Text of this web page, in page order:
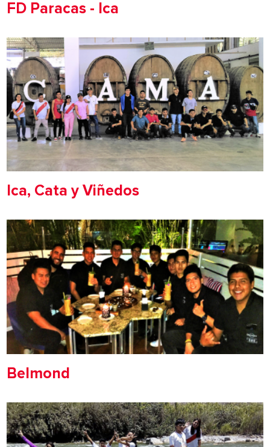
FD Paracas - Ica
Ica, Cata y Viñedos
Belmond